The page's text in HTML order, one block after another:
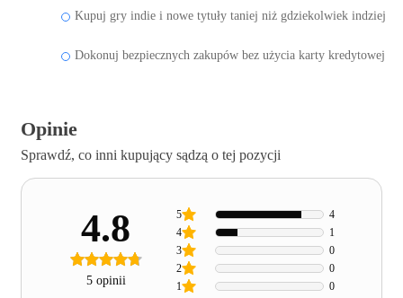
Kupuj gry indie i nowe tytuły taniej niż gdziekolwiek indziej
Dokonuj bezpiecznych zakupów bez użycia karty kredytowej
Opinie
Sprawdź, co inni kupujący sądzą o tej pozycji
4.8
5 opinii 1 0
2 0
3 0
4 1
5 4